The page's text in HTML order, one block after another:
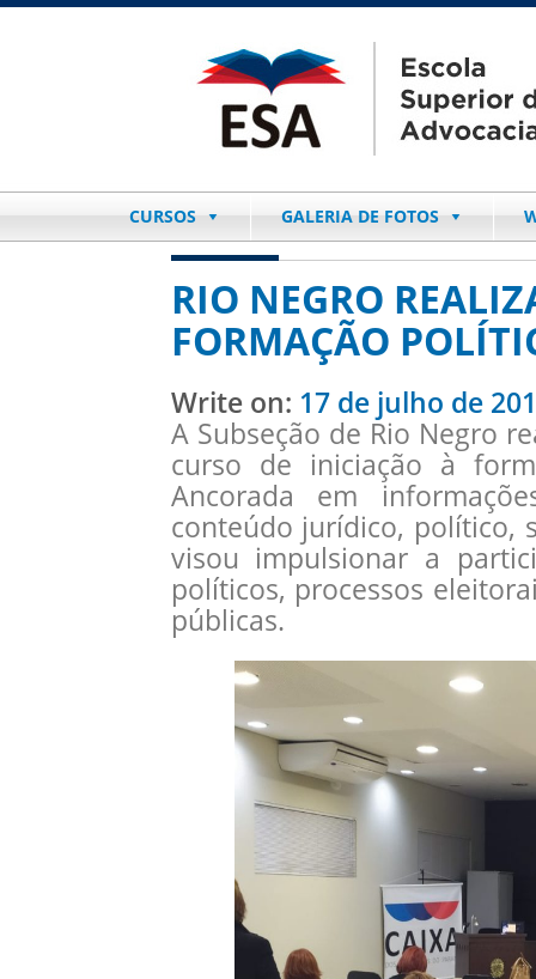
CURSOS GALERIA DE FOTOS
RIO NEGRO
FORMAÇÃO
Write on: 17 de julho de
A Subseção de Rio Negro
curso de iniciação à
Ancorada em
conteúdo jurídico, político,
visou impulsionar a
políticos, processos
públicas.